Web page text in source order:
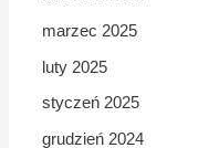
marzec 2025
luty 2025
styczeń 2025
grudzień 2024